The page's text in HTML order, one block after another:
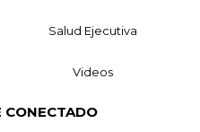
Salud Ejecutiva
Videos
CONECTADO